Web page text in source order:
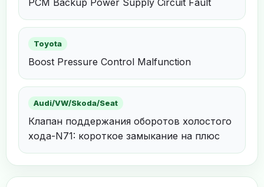
Toyota
Boost Pressure Control Malfunction
Audi/VW/Skoda/Seat
Клапан поддержания оборотов холостого
хода-N71: короткое замыкание на плюс